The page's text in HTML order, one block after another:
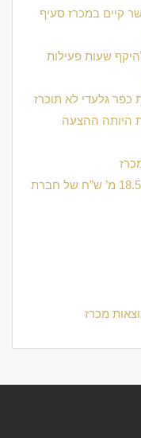
קיים במכרז סעיף
שעות פעילות
גלעדי לא תוכרז
היותה ההצעה
בוטלה החלטת פטור ממכרז בשווי 18.5 מ’ ש”ח של חברת
מכרז